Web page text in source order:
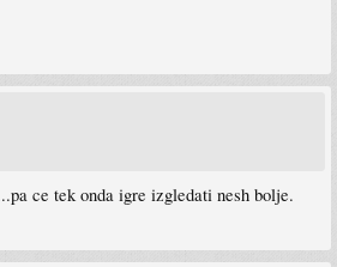
ce tek onda igre izgledati nesh bolje.